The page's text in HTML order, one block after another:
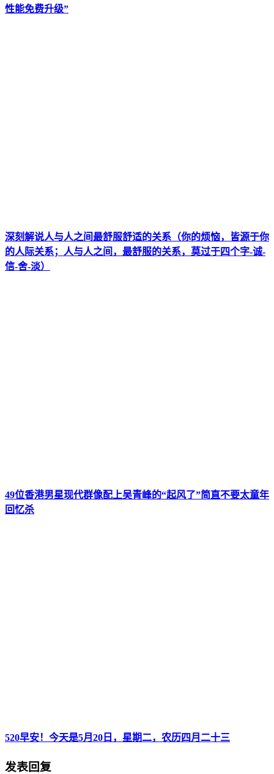
性能免费升级”
深刻解说人与人之间最舒服舒适的关系（你的烦恼，皆源于你
的人际关系；人与人之间，最舒服的关系，莫过于四个字-诚-
信-舍-淡）
49位香港男星现代群像配上吴青峰的“起风了”简直不要太童年
回忆杀
520早安！今天是5月20日，星期二，农历四月二十三
发表回复